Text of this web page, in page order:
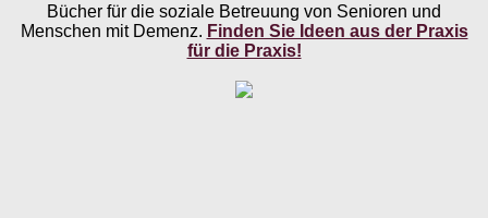
Bücher für die soziale Betreuung von Senioren und
Menschen mit Demenz. Finden Sie Ideen aus der Praxis
für die Praxis!